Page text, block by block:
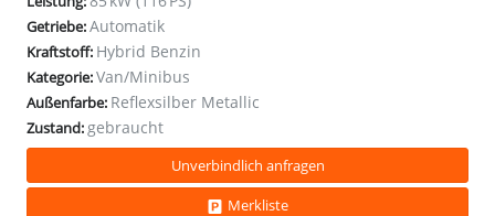
RW:117km
RW:117km
RW:117km
RW:117km
Getriebe:Automatik
Kraftstoff: Hybrid Benzin
Kategorie:Van/Minibus
Außenfarbe: Reflexsilber Metallic
Zustand: gebraucht
Unverbindlich anfragen
Merkliste